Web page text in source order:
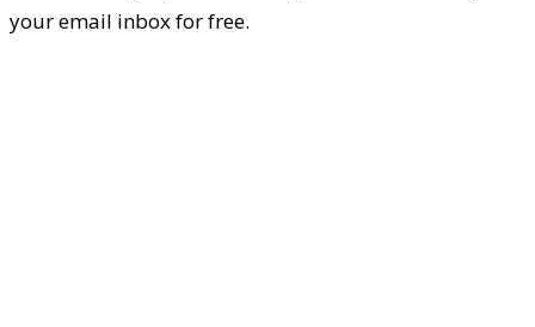
your email inbox for free.